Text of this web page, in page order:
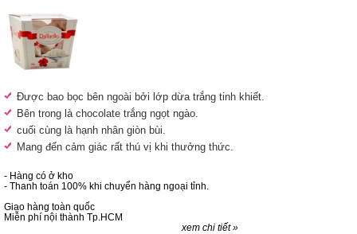
Được bao bọc bên ngoài bởi lớp dừa trắng tinh khiết.
Bên trong là chocolate trắng ngọt ngào.
cuối cùng là hạnh nhân giòn bùi.
Mang đến cảm giác rất thú vị khi thưởng thức.
- Hàng có ở kho
- Thanh toán 100% khi chuyển hàng ngoại tỉnh.
Giao hàng toàn quốc
Miễn phí nội thành Tp.HCM
xem chi tiết »